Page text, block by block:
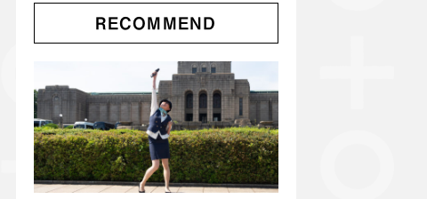
RECOMMEND